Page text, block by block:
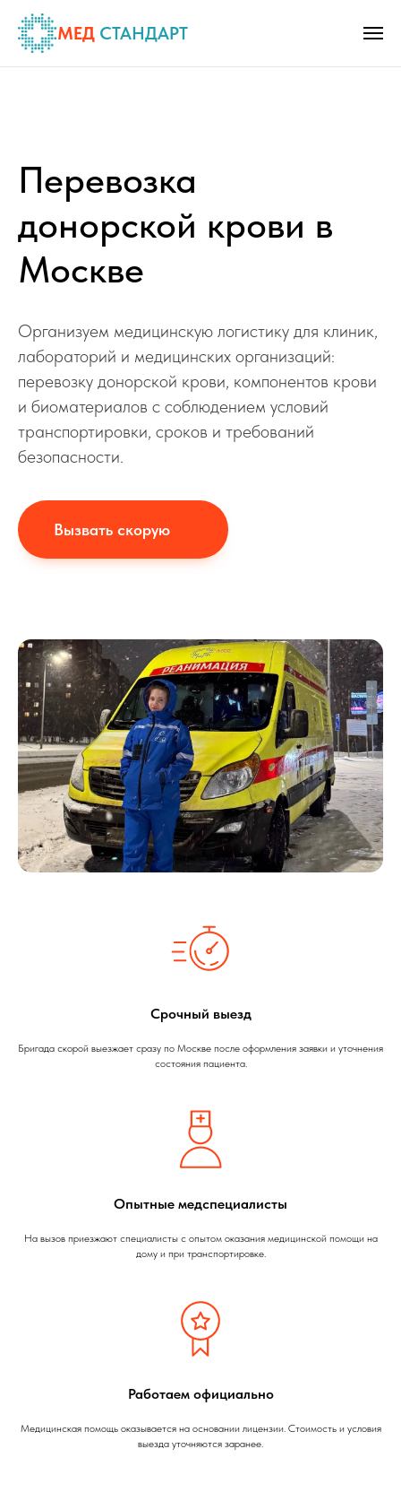
МЕД СТАНДАРТ
Перевозка
донорской крови в
Москве
Организуем медицинскую логистику для клиник,
лабораторий и медицинских организаций:
перевозку донорской крови, компонентов крови
и биоматериалов с соблюдением условий
транспортировки, сроков и требований
безопасности.
Вызвать скорую
Срочный выезд
Бригада скорой выезжает сразу по Москве после оформления заявки и уточнения
состояния пациента.
Опытные медспециалисты
На вызов приезжают специалисты с опытом оказания медицинской помощи на
дому и при транспортировке.
Работаем официально
Медицинская помощь оказывается на основании лицензии. Стоимость и условия
выезда уточняются заранее.